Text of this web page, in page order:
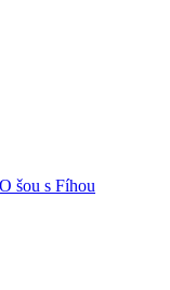
šou s Fíhou